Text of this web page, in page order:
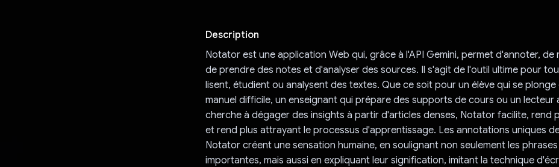
Description
Notator est une application Web qui, grâce à l'API Gemini, permet d'annoter, de
de prendre des notes et d'analyser des sources. Il s'agit de l'outil ultime pour
lisent, étudient ou analysent des textes. Que ce soit pour un élève qui se plonge
manuel difficile, un enseignant qui prépare des supports de cours ou un lecteur
cherche à dégager des insights à partir d'articles denses, Notator facilite, rend
et rend plus attrayant le processus d'apprentissage. Les annotations uniques
Notator créent une sensation humaine, en soulignant non seulement les phrases
importantes, mais aussi en expliquant leur signification, imitant la technique